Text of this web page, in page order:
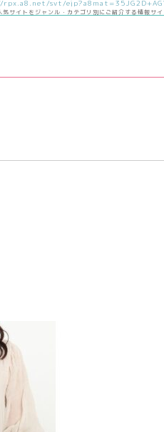
気サイトをジャンル・カテゴリ別にご紹介する情報サ